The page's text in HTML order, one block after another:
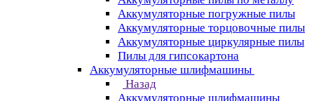
Аккумуляторные погружные пилы
Аккумуляторные торцовочные пилы
Аккумуляторные циркулярные пилы
Пилы для гипсокартона
Аккумуляторные шлифмашины
Назад
Аккумуляторные шлифмашины